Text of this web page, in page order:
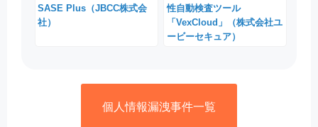
SASE Plus（JBCC株式会
社）
性自動検査ツール
「VexCloud」（株式会社ユ
ービーセキュア）
個人情報漏洩事件一覧